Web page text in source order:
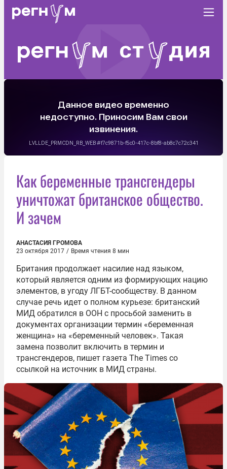
Как беременные трансгендеры
уничтожат британское общество.
И зачем
АНАСТАСИЯ ГРОМОВА
23 октября 2017 / Время чтения 8 мин
Британия продолжает насилие над языком,
который является одним из формирующих нацию
элементов, в угоду ЛГБТ-сообществу. В данном
случае речь идет о полном курьезе: британский
МИД обратился в ООН с просьбой заменить в
документах организации термин «беременная
женщина» на «беременный человек». Такая
замена позволит включить в термин и
трансгендеров, пишет газета The Times со
ссылкой на источник в МИД страны.